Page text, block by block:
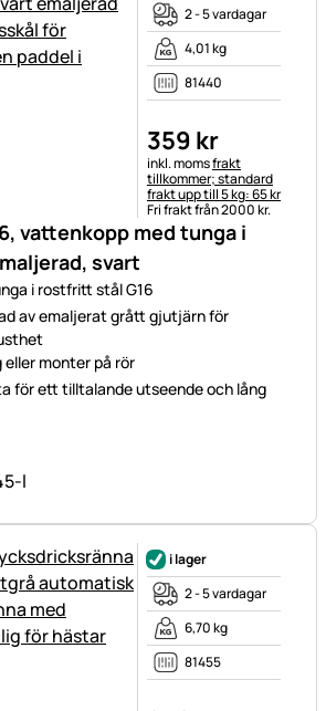
vattenkopp med tunga i
svart
i rostfritt stål G16
av emaljerat grått gjutjärn för
monter på rör
för ett tilltalande utseende och lång
2 - 5 vardagar
4,01 kg
81440
359 kr
Skatteinformation:
inkl. momsfrakt
tillkommer; standard
frakt upp till 5 kg: 65 kr
Fri frakt från 2000 kr.
i lager
2 - 5 vardagar
6,70 kg
81455